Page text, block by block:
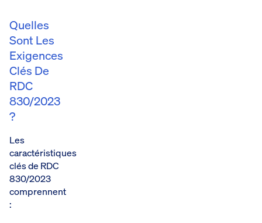
Quelles
Sont Les
Exigences
Clés De
RDC
830/2023
?
Les
caractéristiques
clés de RDC
830/2023
comprennent
: